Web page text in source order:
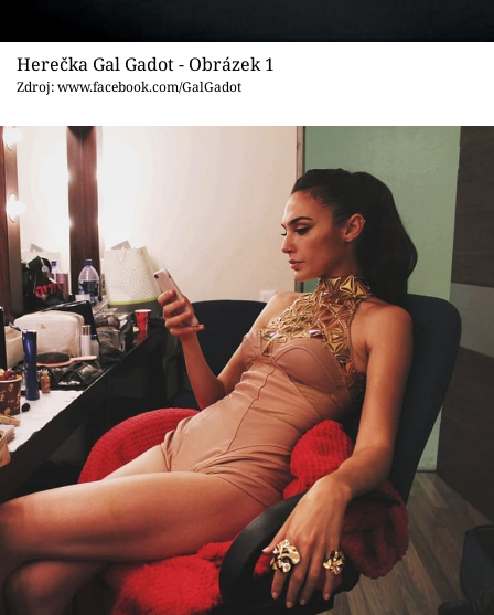
Videa
Přihlášení
Sledujte nás
Herečka Gal Gadot - Obrázek 1
Zdroj: www.facebook.com/GalGadot